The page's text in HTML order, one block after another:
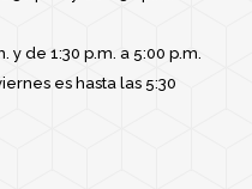
y de 1:30 p.m. a 5:00 p.m.
es hasta las 5:30